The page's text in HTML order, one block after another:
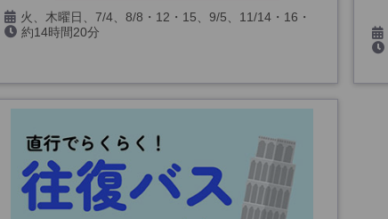
火、木曜日、7/4、8/8・12・15、9/5、11/14・16・
25・29、12/19・20・26・30、1/1、2/13・14・20・
最小催行人数 1名様～
約14時間20分
日